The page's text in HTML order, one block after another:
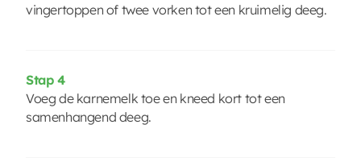
vingertoppen of twee vorken tot een kruimelig deeg.
Stap 4
Voeg de karnemelk toe en kneed kort tot een
samenhangend deeg.